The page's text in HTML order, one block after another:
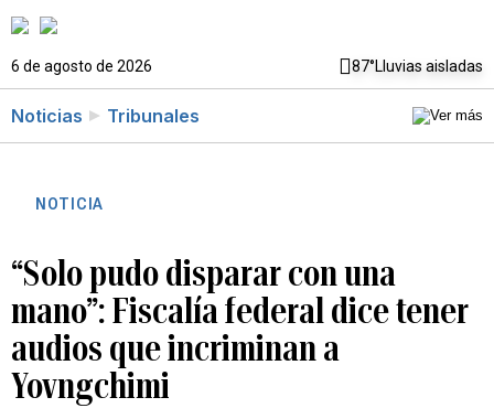
6 de agosto de 2026 87°Lluvias aisladas
Noticias Tribunales
NOTICIA
“Solo pudo disparar con una
mano”: Fiscalía federal dice tener
audios que incriminan a
Yovngchimi